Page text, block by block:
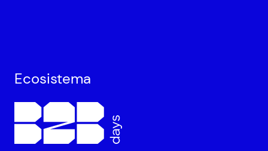
Ecosistema